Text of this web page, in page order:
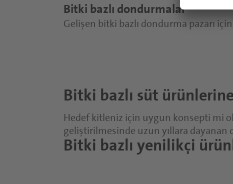
Bitki bazlı dondurmalar
Gelişen bitki bazlı dondurma pazarı
Bitki bazlı süt
Hedef kitleniz için uygun konsepti mi
geliştirilmesinde uzun yıllara
Bitki bazlı yenilikçi